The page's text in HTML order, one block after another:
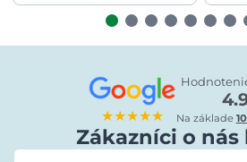
★★★★★ Na základe
Zákazníci o nás